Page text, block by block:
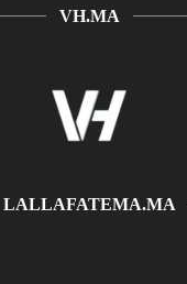
VH.MA
LALLAFATEMA.MA